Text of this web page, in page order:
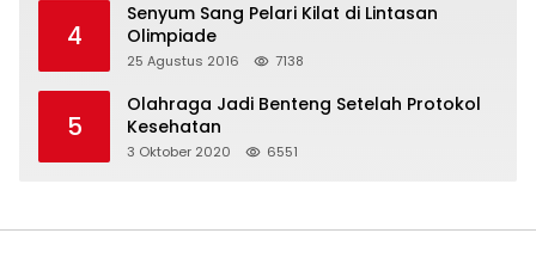
4
Senyum Sang Pelari Kilat di Lintasan
Olimpiade
25 Agustus 2016 7138
5
Olahraga Jadi Benteng Setelah Protokol
Kesehatan
3 Oktober 2020 6551